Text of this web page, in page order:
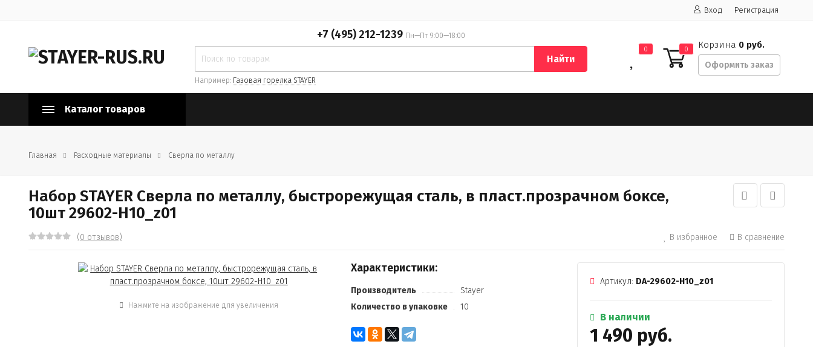
Вход Регистрация
+7 (495) 212-1239 Пн—Пт 9:00—18:00
Найти
Например: Газовая горелка STAYER
0 0 Корзина 0 руб.
Оформить заказ
Каталог товаров
Главная Расходные материалы Сверла по металлу
Набор STAYER Сверла по металлу, быстрорежущая сталь, в пласт.прозрачном боксе,
10шт 29602-H10_z01
(0 отзывов) В избранное В сравнение
Нажмите на изображение для увеличения
Характеристики:
Производитель
Stayer
Количество в упаковке
10
Артикул: DA-29602-H10_z01
В наличии
1 490 руб.